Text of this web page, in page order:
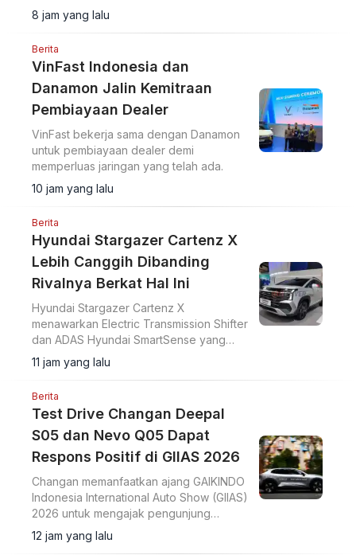
modifikasi pikap ringan menjadi ruang
usaha bergerak di ajang GIIAS 2026.
8 jam yang lalu
Berita
VinFast Indonesia dan
Danamon Jalin Kemitraan
Pembiayaan Dealer
VinFast bekerja sama dengan Danamon
untuk pembiayaan dealer demi
memperluas jaringan yang telah ada.
10 jam yang lalu
Berita
Hyundai Stargazer Cartenz X
Lebih Canggih Dibanding
Rivalnya Berkat Hal Ini
Hyundai Stargazer Cartenz X
menawarkan Electric Transmission Shifter
dan ADAS Hyundai SmartSense yang
lebih lengkap. Simak harga Hyundai
Stargazer Cartenz X terbaru mulai Rp350
11 jam yang lalu
Berita
Test Drive Changan Deepal
S05 dan Nevo Q05 Dapat
Respons Positif di GIIAS 2026
Changan memanfaatkan ajang GAIKINDO
Indonesia International Auto Show (GIIAS)
2026 untuk mengajak pengunjung
merasakan langsung performa dua
model terbarunya, Changan Deepal S05
12 jam yang lalu